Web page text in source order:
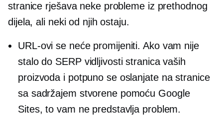
stranice rješava neke probleme iz prethodnog
dijela, ali neki od njih ostaju.
URL-ovi se neće promijeniti. Ako vam nije
stalo do SERP vidljivosti stranica vaših
proizvoda i potpuno se oslanjate na stranice
sa sadržajem stvorene pomoću Google
Sites, to vam ne predstavlja problem.